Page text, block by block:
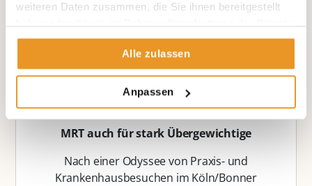
weiteren Daten zusammen, die Sie ihnen bereitgestellt
gesammelt haben.
Alle zulassen
Anpassen
Erfahrungsberichte unserer
Patienten aus Jameda
MRT auch für stark Übergewichtige
Nach einer Odyssee von Praxis- und
Krankenhausbesuchen im Köln/Bonner